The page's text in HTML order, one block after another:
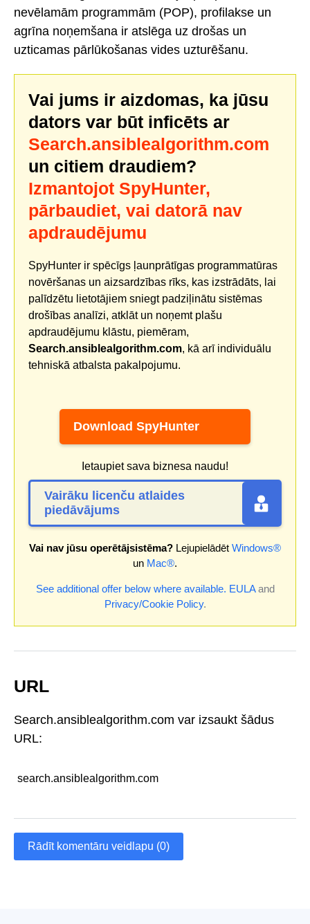
nevēlamām programmām (POP), profilakse un
agrīna noņemšana ir atslēga uz drošas un
uzticamas pārlūkošanas vides uzturēšanu.
Vai jums ir aizdomas, ka jūsu
dators var būt inficēts ar
Search.ansiblealgorithm.com
un citiem draudiem?
Izmantojot SpyHunter,
pārbaudiet, vai datorā nav
apdraudējumu
SpyHunter ir spēcīgs ļaunprātīgas programmatūras
novēršanas un aizsardzības rīks, kas izstrādāts, lai
palīdzētu lietotājiem sniegt padziļinātu sistēmas
drošības analīzi, atklāt un noņemt plašu
apdraudējumu klāstu, piemēram,
Search.ansiblealgorithm.com, kā arī individuālu
tehniskā atbalsta pakalpojumu.
Download SpyHunter
Ietaupiet sava biznesa naudu!
Vairāku licenču atlaides
piedāvājums
Vai nav jūsu operētājsistēma? Lejupielādēt Windows®
un Mac®.
See additional offer below where available. EULAand
Privacy/Cookie Policy.
URL
Search.ansiblealgorithm.com var izsaukt šādus
URL:
search.ansiblealgorithm.com
Rādīt komentāru veidlapu (0)